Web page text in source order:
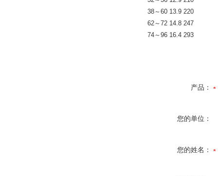
38～ 60 13.9 220
62～ 72 14.8 247
74～ 96 16.4 293
产品：
您的单位：
您的姓名：